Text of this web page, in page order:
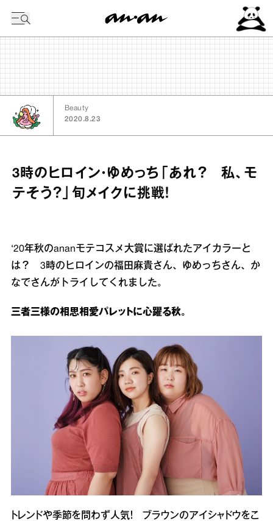
Beauty
2020.8.23
3時のヒロイン・ゆめっち「あれ？ 私、モ
テそう？」旬メイクに挑戦！
‘20年秋のananモテコスメ大賞に選ばれたアイカラーと
は？ 3時のヒロインの福田麻貴さん、ゆめっちさん、か
なでさんがトライしてくれました。
三者三様の相思相愛パレットに心躍る秋。
トレンドや季節を問わず人気！ ブラウンのアイシャドウをこ